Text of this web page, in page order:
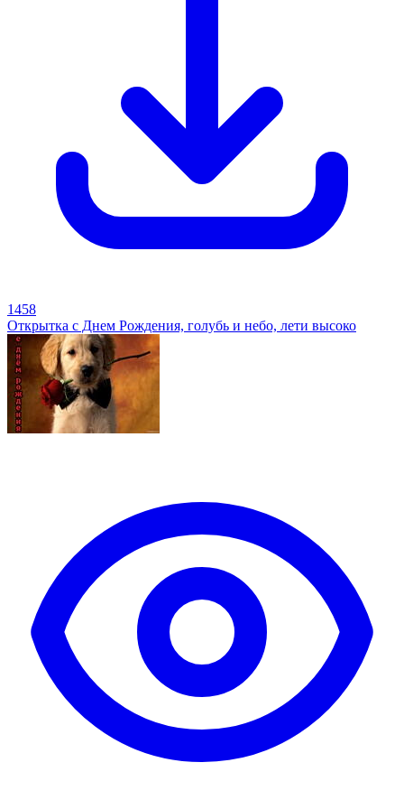
1458
Открытка с Днем Рождения, голубь и небо, лети высоко